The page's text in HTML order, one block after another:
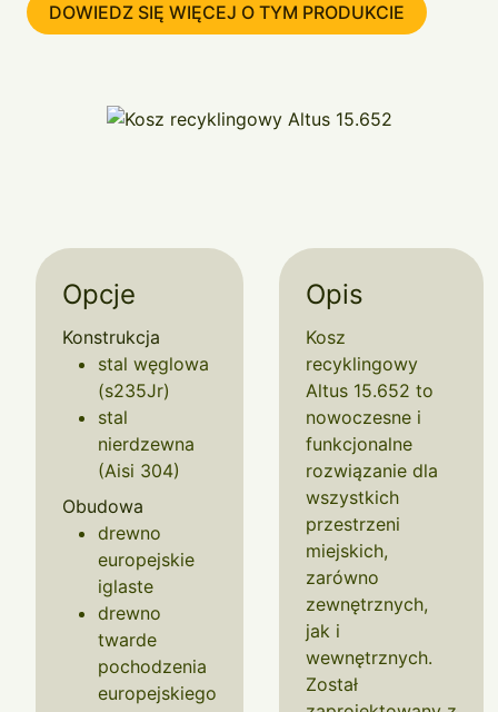
DOWIEDZ SIĘ WIĘCEJ O TYM PRODUKCIE
Opcje
Konstrukcja
stal węglowa
(s235Jr)
stal
nierdzewna
(Aisi 304)
Obudowa
drewno
europejskie
iglaste
drewno
twarde
pochodzenia
europejskiego
Opis
Kosz
recyklingowy
Altus 15.652 to
nowoczesne i
funkcjonalne
rozwiązanie dla
wszystkich
przestrzeni
miejskich,
zarówno
zewnętrznych,
jak i
wewnętrznych.
Został